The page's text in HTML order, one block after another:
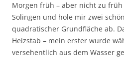
Morgen früh – aber nicht zu
Solingen und hole mir zwei
quadratischer Grundfläche ab.
Heizstab – mein erster wurde
versehentlich aus dem Wasser